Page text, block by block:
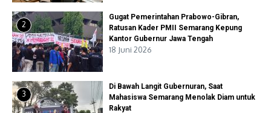
2
Gugat Pemerintahan Prabowo-Gibran,
Ratusan Kader PMII Semarang Kepung
Kantor Gubernur Jawa Tengah
18 Juni 2026
3
Di Bawah Langit Gubernuran, Saat
Mahasiswa Semarang Menolak Diam untuk
Rakyat